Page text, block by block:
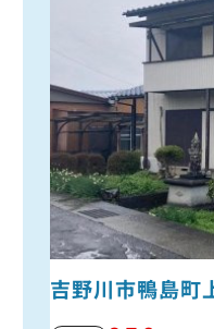
吉野川市鴨島町